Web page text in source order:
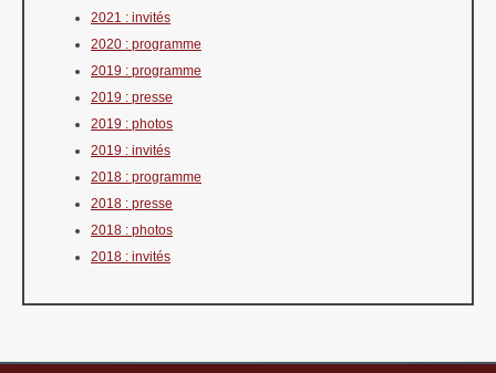
2021 : invités
2020 : programme
2019 : programme
2019 : presse
2019 : photos
2019 : invités
2018 : programme
2018 : presse
2018 : photos
2018 : invités